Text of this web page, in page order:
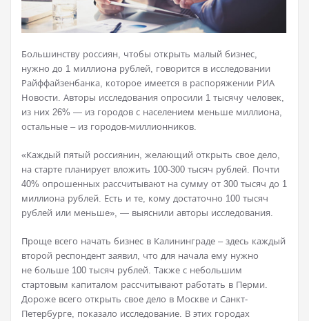
Большинству россиян, чтобы открыть малый бизнес,
нужно до 1 миллиона рублей, говорится в исследовании
Райффайзенбанка, которое имеется в распоряжении РИА
Новости. Авторы исследования опросили 1 тысячу человек,
из них 26% — из городов с населением меньше миллиона,
остальные – из городов-миллионников.
«Каждый пятый россиянин, желающий открыть свое дело,
на старте планирует вложить 100-300 тысяч рублей. Почти
40% опрошенных рассчитывают на сумму от 300 тысяч до 1
миллиона рублей. Есть и те, кому достаточно 100 тысяч
рублей или меньше», — выяснили авторы исследования.
Проще всего начать бизнес в Калининграде – здесь каждый
второй респондент заявил, что для начала ему нужно
не больше 100 тысяч рублей. Также с небольшим
стартовым капиталом рассчитывают работать в Перми.
Дороже всего открыть свое дело в Москве и Санкт-
Петербурге, показало исследование. В этих городах